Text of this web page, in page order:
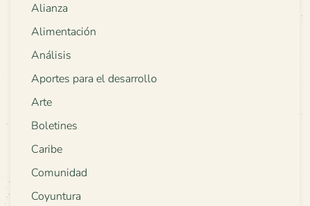
Alianza
Alimentación
Análisis
Aportes para el desarrollo
Arte
Boletines
Caribe
Comunidad
Coyuntura